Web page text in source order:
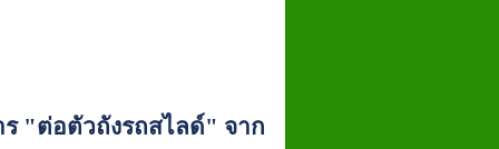
ร "ต่อตัวถังรถสไลด์" จาก